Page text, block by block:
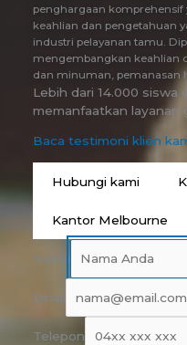
penghargaan
keahlian dan pengetahuan
industri pelayanan tamu.
mengembangkan keahlian
dan minuman, pemanasan
Lebih dari 14.000 siswa
memanfaatkan layanan
Baca testimoni klien
Hubungi kami
Kantor Melbourne
Nama
Email
Telepon